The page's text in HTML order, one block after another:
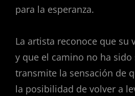
para la esperanza.
La artista reconoce que su
y que el camino no ha
transmite la sensación de
la posibilidad de volver a